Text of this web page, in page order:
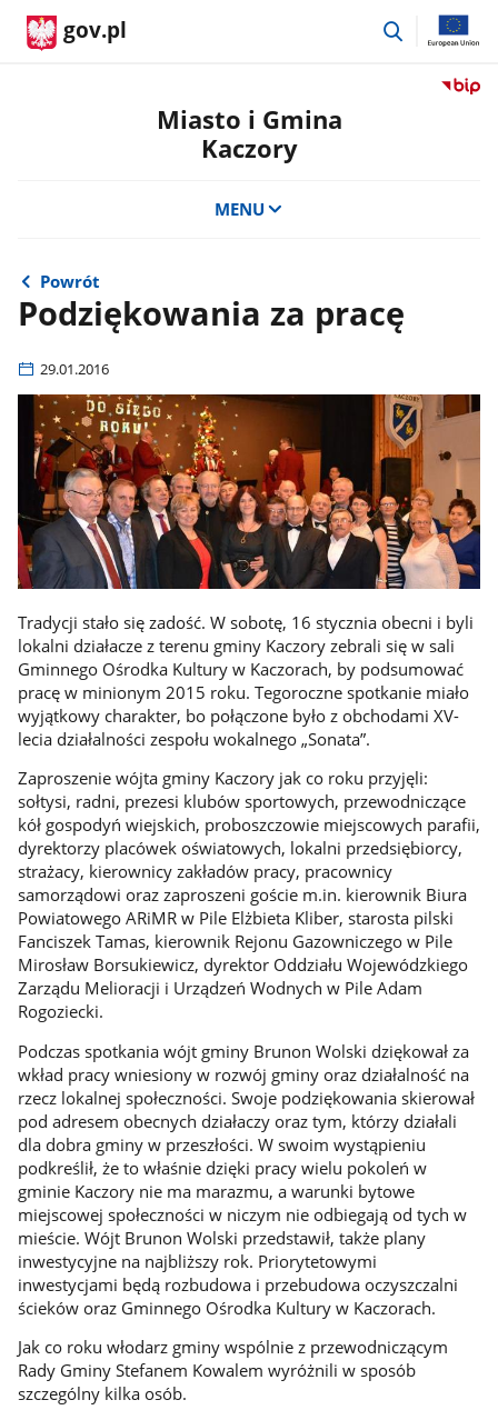
gov.pl
przejdź
Przejdź
Miasto i Gmina
Kaczory
MENU
Powrót
Podziękowania za pracę
29.01.2016
Tradycji stało się zadość. W sobotę, 16 stycznia obecni i byli
lokalni działacze z terenu gminy Kaczory zebrali się w sali
Gminnego Ośrodka Kultury w Kaczorach, by podsumować
pracę w minionym 2015 roku. Tegoroczne spotkanie miało
wyjątkowy charakter, bo połączone było z obchodami XV-
lecia działalności zespołu wokalnego „Sonata”.
Zaproszenie wójta gminy Kaczory jak co roku przyjęli:
sołtysi, radni, prezesi klubów sportowych, przewodniczące
kół gospodyń wiejskich, proboszczowie miejscowych parafii,
dyrektorzy placówek oświatowych, lokalni przedsiębiorcy,
strażacy, kierownicy zakładów pracy, pracownicy
samorządowi oraz zaproszeni goście m.in. kierownik Biura
Powiatowego ARiMR w Pile Elżbieta Kliber, starosta pilski
Fanciszek Tamas, kierownik Rejonu Gazowniczego w Pile
Mirosław Borsukiewicz, dyrektor Oddziału Wojewódzkiego
Zarządu Melioracji i Urządzeń Wodnych w Pile Adam
Rogoziecki.
Podczas spotkania wójt gminy Brunon Wolski dziękował za
wkład pracy wniesiony w rozwój gminy oraz działalność na
rzecz lokalnej społeczności. Swoje podziękowania skierował
pod adresem obecnych działaczy oraz tym, którzy działali
dla dobra gminy w przeszłości. W swoim wystąpieniu
podkreślił, że to właśnie dzięki pracy wielu pokoleń w
gminie Kaczory nie ma marazmu, a warunki bytowe
miejscowej społeczności w niczym nie odbiegają od tych w
mieście. Wójt Brunon Wolski przedstawił, także plany
inwestycyjne na najbliższy rok. Priorytetowymi
inwestycjami będą rozbudowa i przebudowa oczyszczalni
ścieków oraz Gminnego Ośrodka Kultury w Kaczorach.
Jak co roku włodarz gminy wspólnie z przewodniczącym
Rady Gminy Stefanem Kowalem wyróżnili w sposób
szczególny kilka osób.